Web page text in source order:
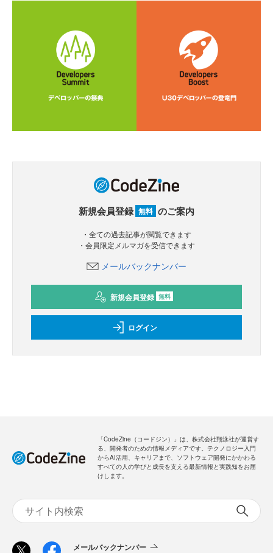
新規会員登録 無料 のご案内
・全ての過去記事が閲覧できます
・会員限定メルマガを受信できます
メールバックナンバー
新規会員登録 無料
ログイン
「CodeZine（コードジン）」は、株式会社翔泳社が運営す
る、開発者のための情報メディアです。テクノロジー入門
からAI活用、キャリアまで、ソフトウェア開発にかかわる
すべての人の学びと成長を支える最新情報と実践知をお届
けします。
メールバックナンバー